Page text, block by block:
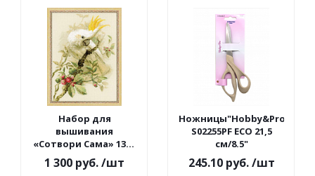
Набор для
вышивания
«Сотвори Сама» 1362
Белый какаду 30*40
см
1 300 руб./шт
Ножницы"Hobby&Pro"
S02255PF ECO 21,5
см/8.5"
245.10 руб. /шт